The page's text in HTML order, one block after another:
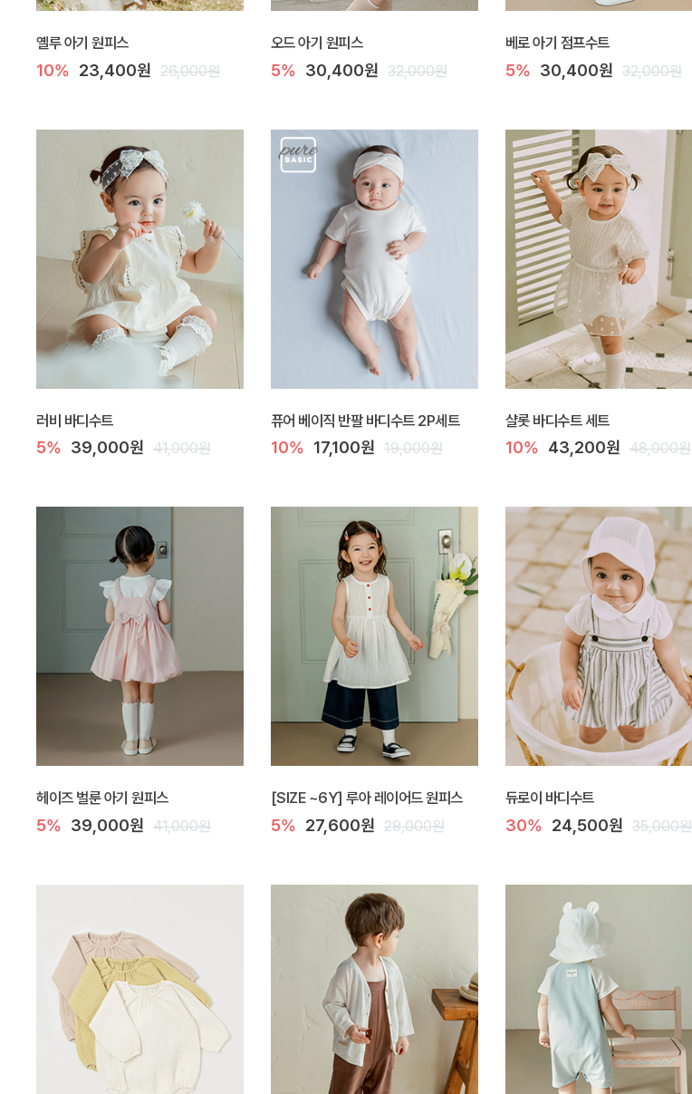
옐루 아기 원피스
10% 23,400원 26,000원
오드 아기 원피스
5% 30,400원 32,000원
베로 아기 점프수트
5% 30,400원 32,000원
러비 바디수트
5% 39,000원 41,000원
퓨어 베이직 반팔 바디수트 2P세트
10% 17,100원 19,000원
샬롯 바디수트 세트
10% 43,200원 48,000원
헤이즈 벌룬 아기 원피스
5% 39,000원 41,000원
[SIZE ~6Y] 루아 레이어드 원피스
5% 27,600원 29,000원
듀로이 바디수트
30% 24,500원 35,000원